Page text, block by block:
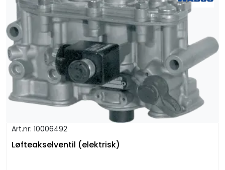
Art.nr: 10006492
Løfteakselventil (elektrisk)